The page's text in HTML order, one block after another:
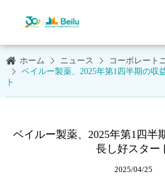
ホーム ニュース
コーポレート
ベイルー製薬、2025年第1四半期の収
ト
ベイルー製薬、2025年第1四半
長し好スター
2025/04/25